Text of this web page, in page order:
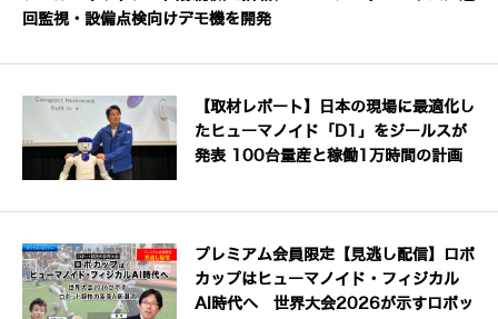
回監視・設備点検向けデモ機を開発
【取材レポート】日本の現場に最適化し
たヒューマノイド「D1」をジールスが
発表 100台量産と稼働1万時間の計画
プレミアム会員限定【見逃し配信】ロボ
カップはヒューマノイド・フィジカル
AI時代へ 世界大会2026が示すロボッ